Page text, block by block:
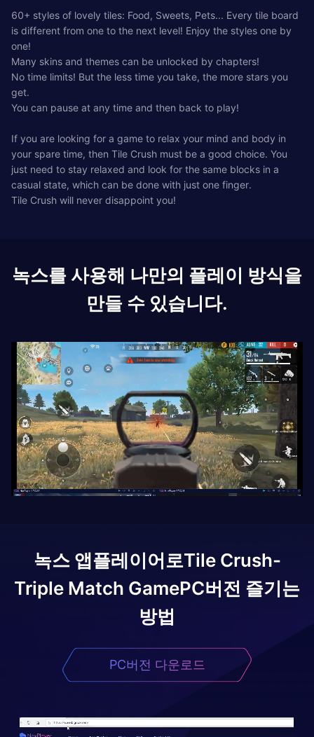
60+ styles of lovely tiles: Food, Sweets, Pets... Every tile board
is different from one to the next level! Enjoy the styles one by
one!
Many skins and themes can be unlocked by chapters!
No time limits! But the less time you take, the more stars you
get.
You can pause at any time and then back to play!
If you are looking for a game to relax your mind and body in
your spare time, then Tile Crush must be a good choice. You
just need to stay relaxed and look for the same blocks in a
casual state, which can be done with just one finger.
Tile Crush will never disappoint you!
녹스를 사용해 나만의 플레이 방식을
만들 수 있습니다.
녹스 앱플레이어로Tile Crush-
Triple Match GamePC버전 즐기는
방법
PC버전 다운로드